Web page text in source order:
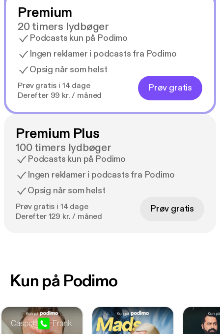
Premium
20 timers lydbøger
Podcasts kun på Podimo
Ingen reklamer i podcasts fra Podimo
Opsig når som helst
Prøv gratis i 14 dage
Derefter 99 kr. / måned
Prøv gratis
Premium Plus
100 timers lydbøger
Podcasts kun på Podimo
Ingen reklamer i podcasts fra Podimo
Opsig når som helst
Prøv gratis i 14 dage
Derefter 129 kr. / måned
Prøv gratis
Kun på Podimo